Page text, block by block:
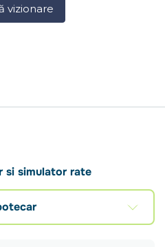
vizionare